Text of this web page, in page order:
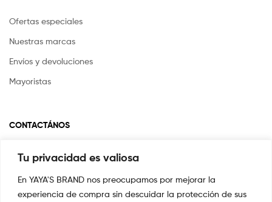
Tu privacidad es valiosa
En YAYA'S BRAND nos preocupamos por mejorar la
experiencia de compra sin descuidar la protección de sus
Ofertas especiales
Nuestras marcas
Envíos y devoluciones
Mayoristas
CONTACTÁNOS
Si tienes alguna pregunta o inquietud escríbenos a
📍CARRERA 8 # 14-45 SAN PEDRO